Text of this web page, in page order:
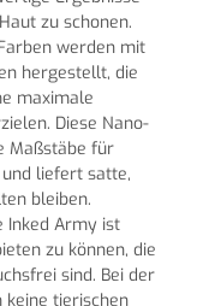
zu schonen.
werden mit
hergestellt, die
maximale
Diese Nano-
Maßstäbe für
liefert satte,
bleiben.
Inked Army ist
zu können, die
sind. Bei der
tierischen